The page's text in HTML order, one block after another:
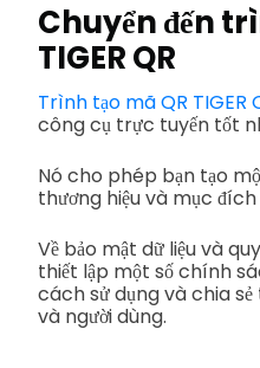
Chuyển đến
TIGER QR
Trình tạo mã QR TIGER
công cụ trực tuyến tốt
Nó cho phép bạn tạo
thương hiệu và mục đích
Về bảo mật dữ liệu và
thiết lập một số chính
cách sử dụng và chia
và người dùng.